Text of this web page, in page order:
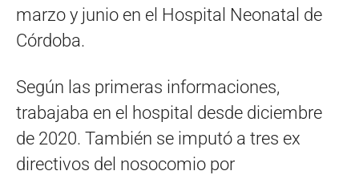
marzo y junio en el Hospital Neonatal de
Córdoba.
Según las primeras informaciones,
trabajaba en el hospital desde diciembre
de 2020. También se imputó a tres ex
directivos del nosocomio por